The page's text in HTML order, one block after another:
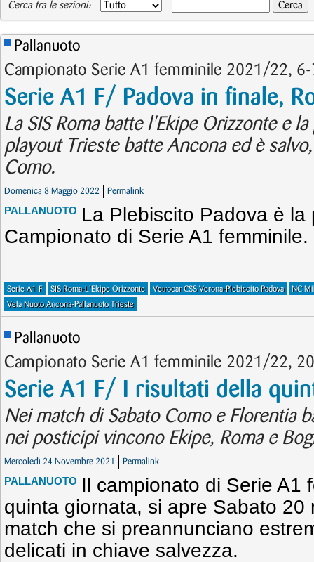
Cerca tra le sezioni:
Pallanuoto
Campionato Serie A1 femminile 2021/22,
Serie A1 F/ Padova in finale,
La SIS Roma batte l'Ekipe Orizzonte e
playout Trieste batte Ancona ed è
Como.
Domenica 8 Maggio 2022 Permalink
PALLANUOTO La Plebiscito Padova è la
Campionato di Serie A1 femminile.
Serie A1 F SIS Roma-L'Ekipe Orizzonte Vetrocar CSS Verona-Plebiscito Padova
NC
Vela Nuoto Ancona-Pallanuoto Trieste
Pallanuoto
Campionato Serie A1 femminile 2021/22,
Serie A1 F/ I risultati della
Nei match di Sabato Como e Florentia
nei posticipi vincono Ekipe, Roma e
Mercoledì 24 Novembre 2021 Permalink
PALLANUOTO Il campionato di Serie A1
quinta giornata, si apre Sabato 20
match che si preannunciano
delicati in chiave salvezza.